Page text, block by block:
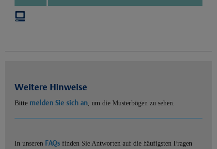
Weitere Hinweise
Bitte melden Sie sich an, um die Musterbögen zu sehen.
In unseren FAQs finden Sie Antworten auf die häufigsten Fragen